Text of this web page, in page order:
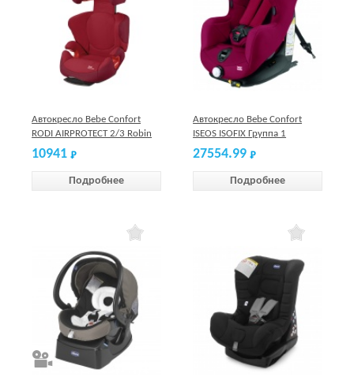
Автокресло Bebe Confort
RODI AIRPROTECT 2/3 Robin
Red 15-36 кг
10941
Подробнее
Автокресло Bebe Confort
ISEOS ISOFIX Группа 1
Raspberry Red
27554.99
Подробнее